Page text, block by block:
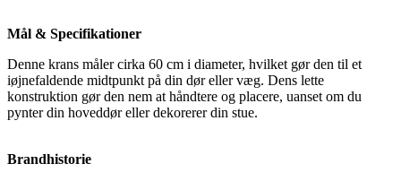
Mål & Specifikationer
Denne krans måler cirka 60 cm i diameter, hvilket gør den til et
iøjnefaldende midtpunkt på din dør eller væg. Dens lette
konstruktion gør den nem at håndtere og placere, uanset om du
pynter din hoveddør eller dekorerer din stue.
Brandhistorie